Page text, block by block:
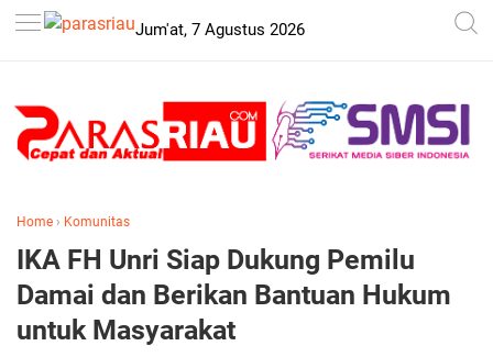
-->
Jum'at, 7 Agustus 2026
Home › Komunitas
IKA FH Unri Siap Dukung Pemilu
Damai dan Berikan Bantuan Hukum
untuk Masyarakat